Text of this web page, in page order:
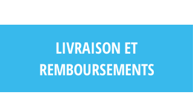
LIVRAISON ET
REMBOURSEMENTS